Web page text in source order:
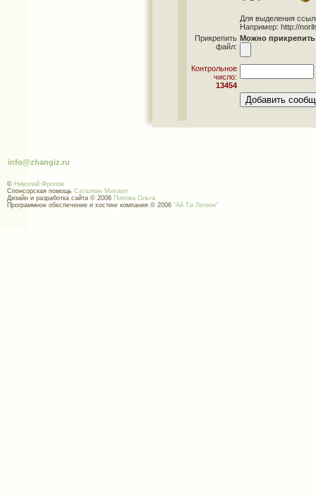
Для выделения
Например: http://
Прикрепить
файл:
Можно
Контрольное
число:
13454
info@zhangiz.ru
© Николай Фролов
Спонсорская помощь Саталкин Михаил
Дизайн и разработка сайта © 2006 Попова Ольга
Программное обеспечение и хостинг компания © 2006 "Ай Ти Легион"